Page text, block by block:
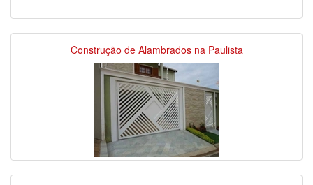
Construção de Alambrados na Paulista